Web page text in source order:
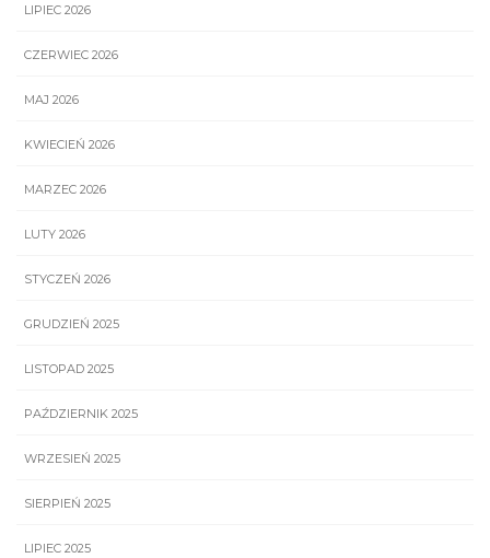
LIPIEC 2026
CZERWIEC 2026
MAJ 2026
KWIECIEŃ 2026
MARZEC 2026
LUTY 2026
STYCZEŃ 2026
GRUDZIEŃ 2025
LISTOPAD 2025
PAŹDZIERNIK 2025
WRZESIEŃ 2025
SIERPIEŃ 2025
LIPIEC 2025